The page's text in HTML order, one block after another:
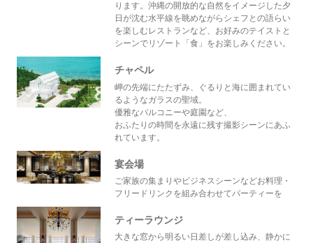
ります。沖縄の開放的な自然をイメージした夕
日が沈む水平線を眺めながらシェフとの語らい
を楽しむレストランなど、お好みのテイストと
シーンでリゾート「食」をお楽しみください。
チャペル
岬の先端にたたずみ、ぐるりと海に囲まれてい
るようなガラスの聖域。
優雅なバルコニーや庭園など、
おふたりの時間を永遠に残す撮影シーンにあふ
れています。
宴会場
ご家族の集まりやビジネスシーンなどお料理・
フリードリンクを組み合わせてパーティーを
ティーラウンジ
大きな窓から明るい日差しが差し込み、静かに